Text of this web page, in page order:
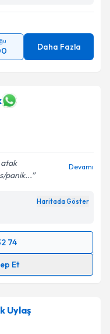
Daha Fazla
panik...
Devamı
Haritada Göster
74
Et
ile bilgilendireceğiz.
Uylaş